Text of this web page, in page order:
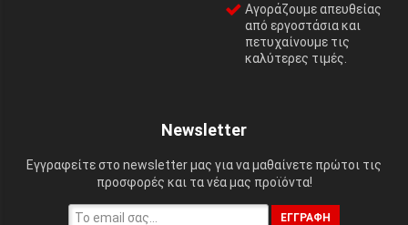
Αγοράζουμε απευθείας
από εργοστάσια και
πετυχαίνουμε τις
καλύτερες τιμές.
Newsletter
Εγγραφείτε στο newsletter μας για να μαθαίνετε πρώτοι τις
προσφορές και τα νέα μας προϊόντα!
ΕΓΓΡΑΦΉ